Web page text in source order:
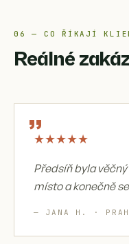
06 — CO ŘÍKAJÍ
Reálné
„
★★★★★
Předsíň byla
místo a konečně
— JANA H. ·